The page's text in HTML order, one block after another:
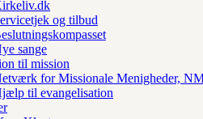
og tilbud
sange
til mission
for Missionale Menigheder,
til evangelisation